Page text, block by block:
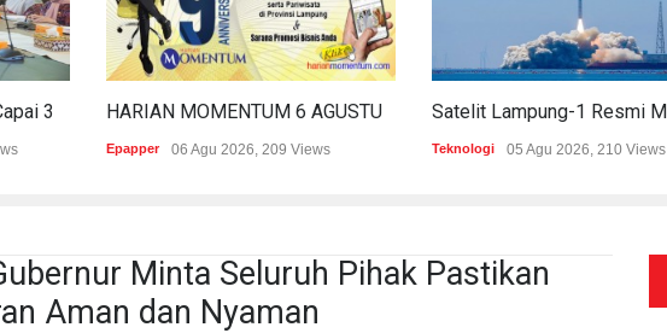
Epapper 06 Agu 2026, 209 Views Teknologi 05 Agu 2026, 210 Views
Minta Seluruh Pihak Pastikan
Aman dan Nyaman